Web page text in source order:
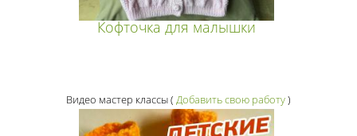
Кофточка для малышки
Видео мастер классы( Добавить свою работу)